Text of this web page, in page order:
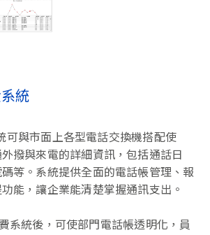
統
可與市面上各型電話交換機搭配使
撥與來電的詳細資訊，包括通話日
等。系統提供全面的電話帳管理、報
能，讓企業能清楚掌握通訊支出。
系統後，可使部門電話帳透明化，員